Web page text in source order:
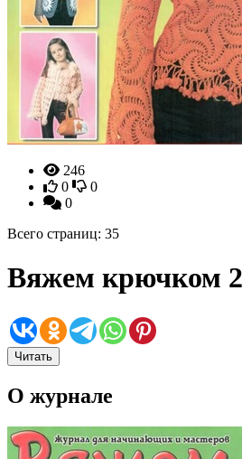
246
0
0
0
Всего страниц: 35
Вяжем крючком
Читать
О журнале